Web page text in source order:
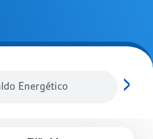
Energético ›